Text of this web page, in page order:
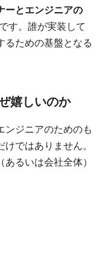
ーとエンジニアの
す。誰が実装して
るための基盤となる
嬉しいのか
ンジニアのためのも
ではありません。
（あるいは会社全体）